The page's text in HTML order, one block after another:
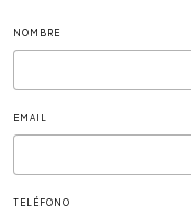
NOMBRE
EMAIL
TELÉFONO